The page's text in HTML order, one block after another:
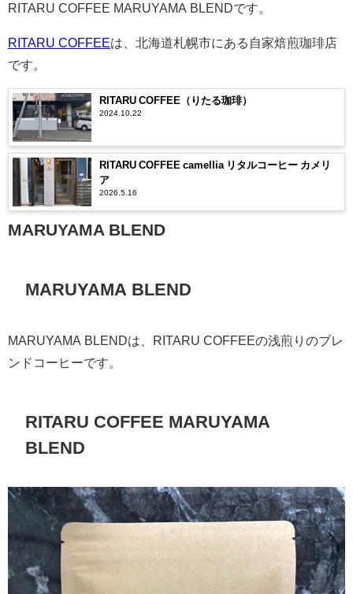
RITARU COFFEE MARUYAMA BLENDです。
RITARU COFFEEは、北海道札幌市にある自家焙煎珈琲店
です。
RITARU COFFEE（りたる珈琲）
2024.10.22
RITARU COFFEE camellia リタルコーヒー カメリ
ア
2026.5.16
MARUYAMA BLEND
MARUYAMA BLEND
MARUYAMA BLENDは、RITARU COFFEEの浅煎りのブレ
ンドコーヒーです。
RITARU COFFEE MARUYAMA
BLEND